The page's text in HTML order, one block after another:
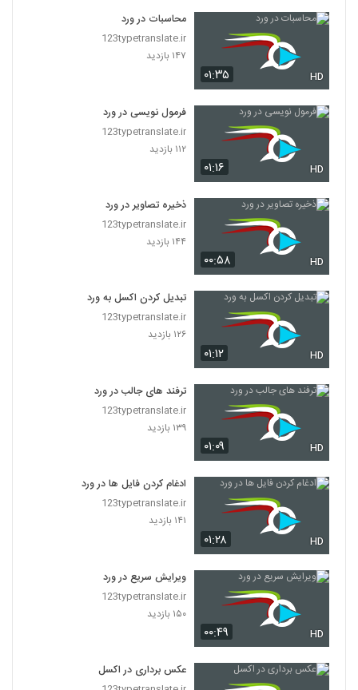
۰۱:۳۵ HD
محاسبات در ورد
123typetranslate.ir
۱۴۷ بازدید
۰۱:۱۶ HD
فرمول نویسی در ورد
123typetranslate.ir
۱۱۲ بازدید
۰۰:۵۸ HD
ذخیره تصاویر در ورد
123typetranslate.ir
۱۴۴ بازدید
۰۱:۱۲ HD
تبدیل کردن اکسل به ورد
123typetranslate.ir
۱۲۶ بازدید
۰۱:۰۹ HD
ترفند های جالب در ورد
123typetranslate.ir
۱۳۹ بازدید
۰۱:۲۸ HD
ادغام کردن فایل ها در ورد
123typetranslate.ir
۱۴۱ بازدید
۰۰:۴۹ HD
ویرایش سریع در ورد
123typetranslate.ir
۱۵۰ بازدید
عکس برداری در اکسل